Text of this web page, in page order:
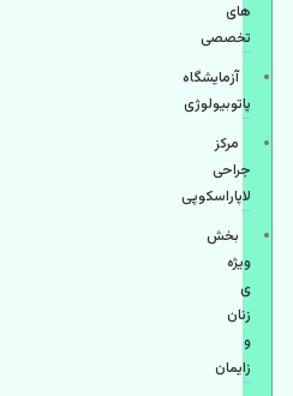
های
تخصصی
آزمایشگاه
پاتوبیولوژی
مرکز
جراحی
لاپاراسکوپی
بخش
ویژه
ی
زنان
و
زایمان